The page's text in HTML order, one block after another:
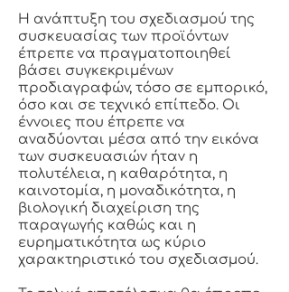
Η ανάπτυξη του σχεδιασμού της
συσκευασίας των προϊόντων
έπρεπε να πραγματοποιηθεί
βάσει συγκεκριμένων
προδιαγραφών, τόσο σε εμπορικό,
όσο και σε τεχνικό επίπεδο. Οι
έννοιες που έπρεπε να
αναδύονται μέσα από την εικόνα
των συσκευασιών ήταν η
πολυτέλεια, η καθαρότητα, η
καινοτομία, η μοναδικότητα, η
βιολογική διαχείριση της
παραγωγής καθώς και η
ευρηματικότητα ως κύριο
χαρακτηριστικό του σχεδιασμού.